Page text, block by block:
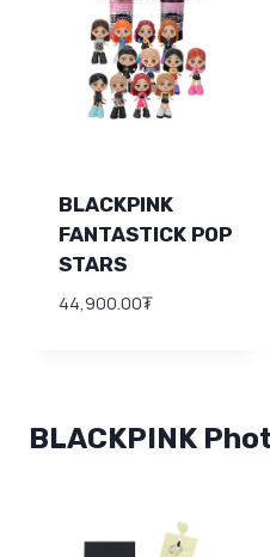
BLACKPINK
FANTASTICK POP
STARS
44,900.00₮
BLACKPINK